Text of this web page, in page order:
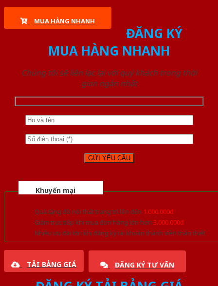
MUA HÀNG NHANH
ĐĂNG KÝ
MUA HÀNG NHANH
Chúng tôi sẽ liên lạc lại với quý khách trong thời
gian ngắn nhất
Khuyến mại
Quà tặng đồ nội thất trang trí lên đến 1.000.000đ
Giảm trực tiếp khi mua đơn hàng lớn hơn 3.000.000đ
Nhiều ưu đãi lớn khi đăng ký tài khoản thành viên thân thiết
TẢI BẢNG GIÁ ĐĂNG KÝ TƯ VẤN